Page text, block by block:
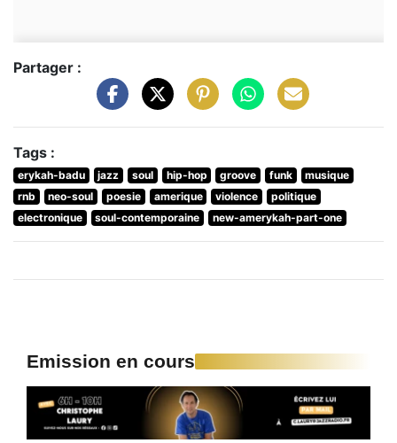
Partager :
Tags :
erykah-badu jazz soul hip-hop groove funk
musique
rnb
neo-soul poesie amerique violence
politique
electronique
soul-contemporaine new-amerykah-part-one
Emission en cours